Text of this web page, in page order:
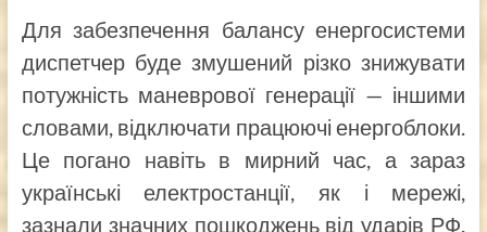
Для забезпечення балансу енергосистеми
диспетчер буде змушений різко знижувати
потужність маневрової генерації — іншими
словами, відключати працюючі енергоблоки.
Це погано навіть в мирний час, а зараз
українські електростанції, як і мережі,
зазнали значних пошкоджень від ударів РФ.